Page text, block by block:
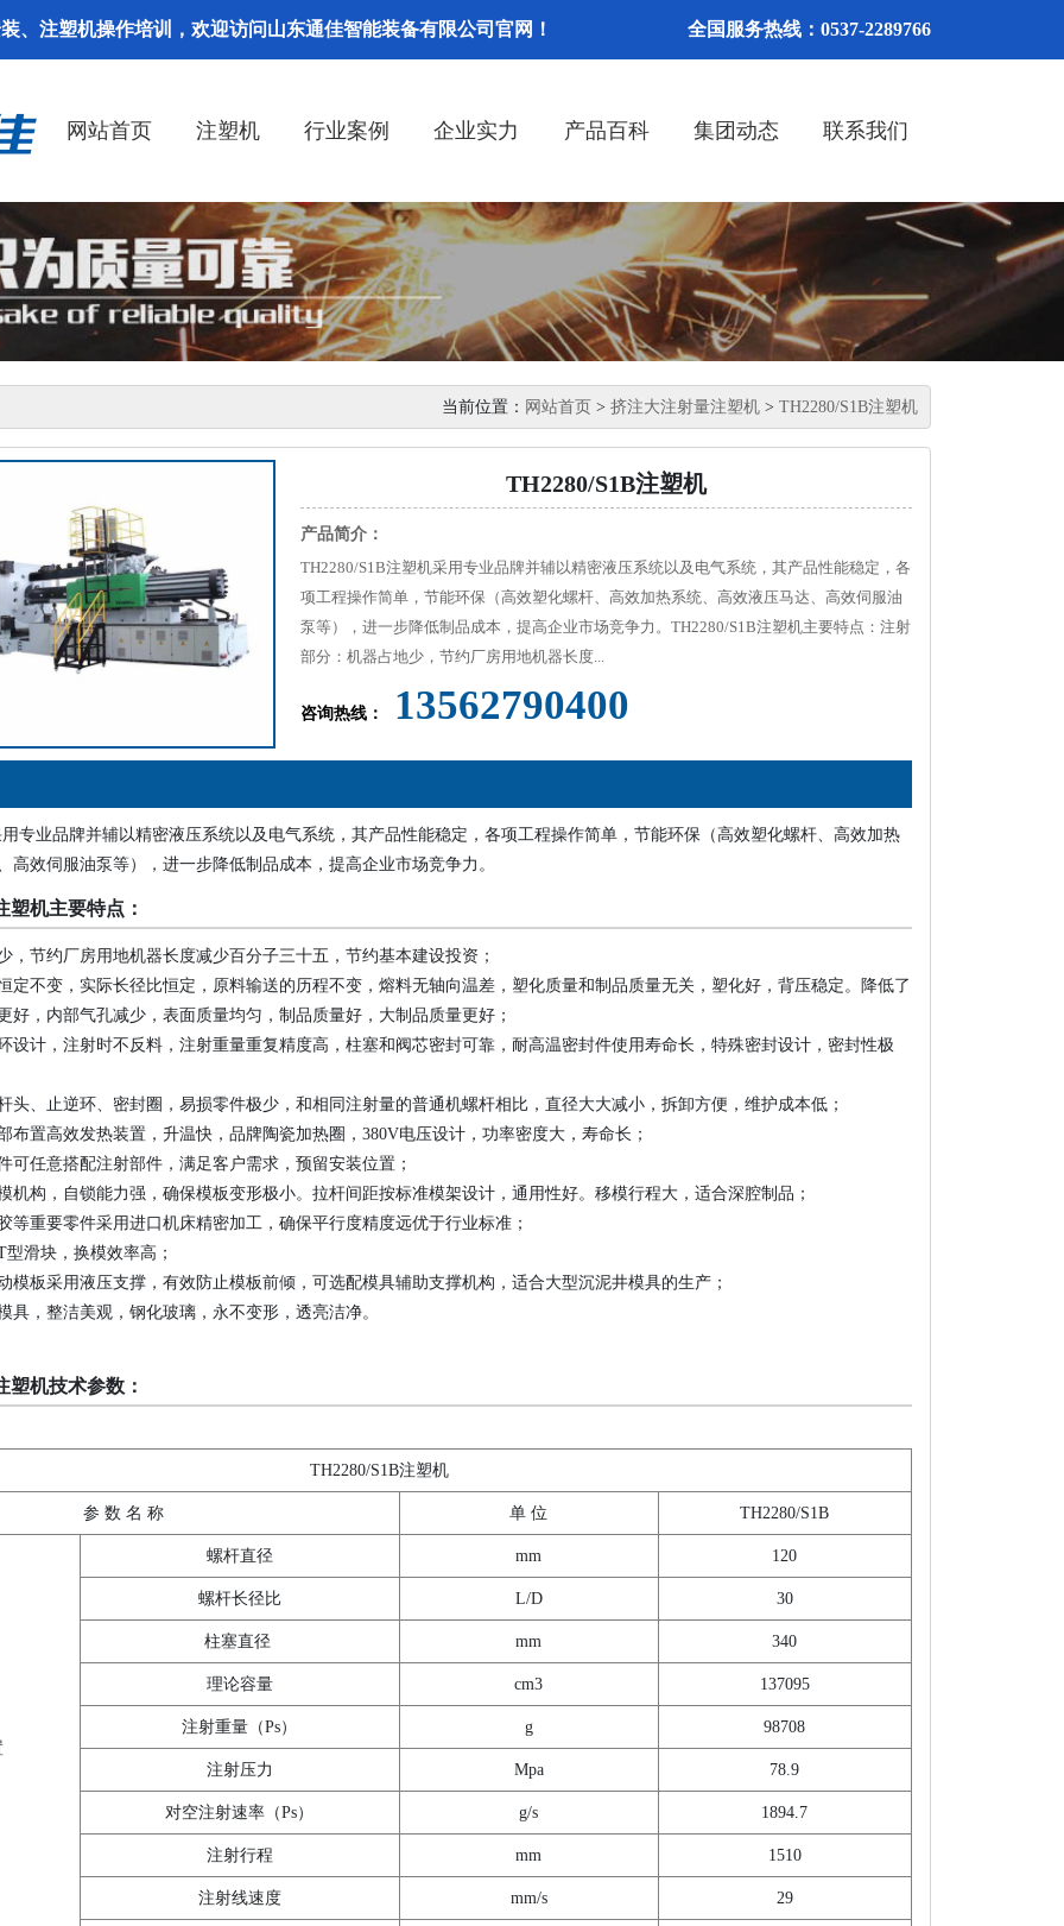
、注塑机操作培训，欢迎访问山东通佳智能装备有限公司官网！ 全国服务热线：0537-2289766
网站首页 注塑机 行业案例 企业实力 产品百科 集团动态 联系我们
当前位置： 网站首页 > 挤注大注射量注塑机> TH2280/S1B注塑机
TH2280/S1B注塑机
产品简介：
TH2280/S1B注塑机采用专业品牌并辅以精密液压系统以及电气系统，其产品性能稳定，各
项工程操作简单，节能环保（高效塑化螺杆、高效加热系统、高效液压马达、高效伺服油
泵等），进一步降低制品成本，提高企业市场竞争力。TH2280/S1B注塑机主要特点：注射
部分：机器占地少，节约厂房用地机器长度...
咨询热线： 13562790400
用专业品牌并辅以精密液压系统以及电气系统，其产品性能稳定，各项工程操作简单，节能环保（高效塑化螺杆、高效加热
高效伺服油泵等），进一步降低制品成本，提高企业市场竞争力。
塑机主要特点：
，节约厂房用地机器长度减少百分子三十五，节约基本建设投资；
定不变，实际长径比恒定，原料输送的历程不变，熔料无轴向温差，塑化质量和制品质量无关，塑化好，背压稳定。降低了
好，内部气孔减少，表面质量均匀，制品质量好，大制品质量更好；
设计，注射时不反料，注射重量重复精度高，柱塞和阀芯密封可靠，耐高温密封件使用寿命长，特殊密封设计，密封性极
头、止逆环、密封圈，易损零件极少，和相同注射量的普通机螺杆相比，直径大大减小，拆卸方便，维护成本低；
布置高效发热装置，升温快，品牌陶瓷加热圈，380V电压设计，功率密度大，寿命长；
可任意搭配注射部件，满足客户需求，预留安装位置；
机构，自锁能力强，确保模板变形极小。拉杆间距按标准模架设计，通用性好。移模行程大，适合深腔制品；
等重要零件采用进口机床精密加工，确保平行度精度远优于行业标准；
滑块，换模效率高；
模板采用液压支撑，有效防止模板前倾，可选配模具辅助支撑机构，适合大型沉泥井模具的生产；
具，整洁美观，钢化玻璃，永不变形，透亮洁净。
塑机技术参数：
TH2280/S1B注塑机
参 数 名 称 单 位 TH2280/S1B
螺杆直径 mm 120
螺杆长径比 L/D 30
柱塞直径 mm 340
理论容量 cm3 137095
注射重量（Ps） g 98708
注射压力 Mpa 78.9
对空注射速率（Ps） g/s 1894.7
注射行程 mm 1510
注射线速度 mm/s 29